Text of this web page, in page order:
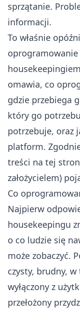
sprzątanie.
informacji.
To właśnie
oprogramowanie
omawia, co
gdzie przebiega
który go
potrzebuje, oraz
platform.
treści na tej
założycielem)
Co
Najpierw
housekeepingu
o co ludzie się
może zobaczyć.
czysty, brudny,
wyłączony z
przełożony